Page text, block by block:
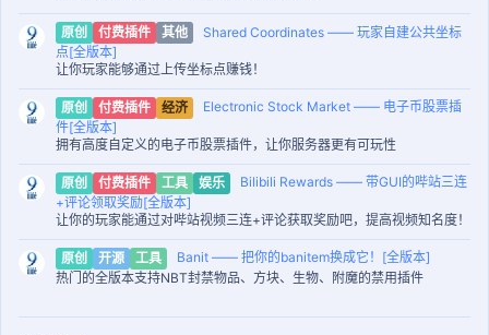
原创 付费插件 其他
Shared Coordinates —— 玩家自建公共坐标
点[全版本]
让你玩家能够通过上传坐标点赚钱！
原创 付费插件 经济
Electronic Stock Market —— 电子币股票插
件[全版本]
拥有高度自定义的电子币股票插件，让你服务器更有可玩性
原创 付费插件 工具 娱乐
Bilibili Rewards —— 带GUI的哔站三连
+评论领取奖励[全版本]
让你的玩家能通过对哔站视频三连+评论获取奖励吧，提高视频知名度！
原创 开源 工具
Banit —— 把你的banitem换成它！[全版本]
热门的全版本支持NBT封禁物品、方块、生物、附魔的禁用插件